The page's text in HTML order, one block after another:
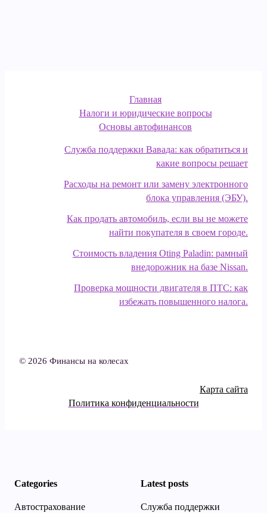
Главная
Налоги и юридические вопросы
Основы автофинансов
Служба поддержки Вавада: как обратиться и
какие вопросы решает
Расходы на ремонт или замену электронного
блока управления (ЭБУ).
Как продать автомобиль, если вы не можете
найти покупателя в своем городе.
Стоимость владения Oting Paladin: рамный
внедорожник на базе Nissan.
Проверка мощности двигателя в ПТС: как
избежать повышенного налога.
© 2026 Финансы на колесах
Карта сайта
Политика конфиденциальности
Categories
Автострахование
Latest posts
Служба поддержки